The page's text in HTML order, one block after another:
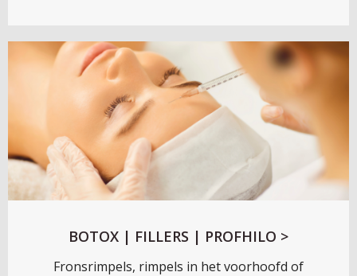
BOTOX | FILLERS | PROFHILO >
Fronsrimpels, rimpels in het voorhoofd of